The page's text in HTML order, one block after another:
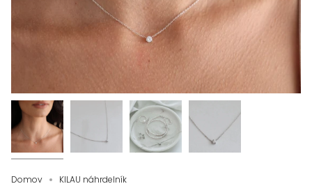
Domov KILAU náhrdelník